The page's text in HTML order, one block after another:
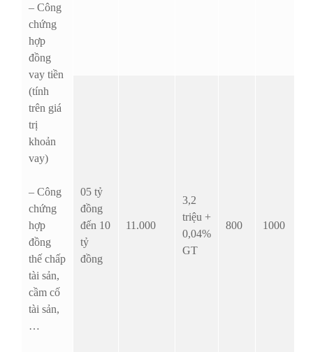
– Công
chứng
hợp
đồng
vay tiền
(tính
trên giá
trị
khoản
vay)
– Công
chứng
hợp
đồng
thế chấp
tài sản,
cầm cố
tài sản,
…
05 tỷ
đồng
đến 10
tỷ
đồng
11.000
3,2
triệu +
0,04%
GT
800 1000